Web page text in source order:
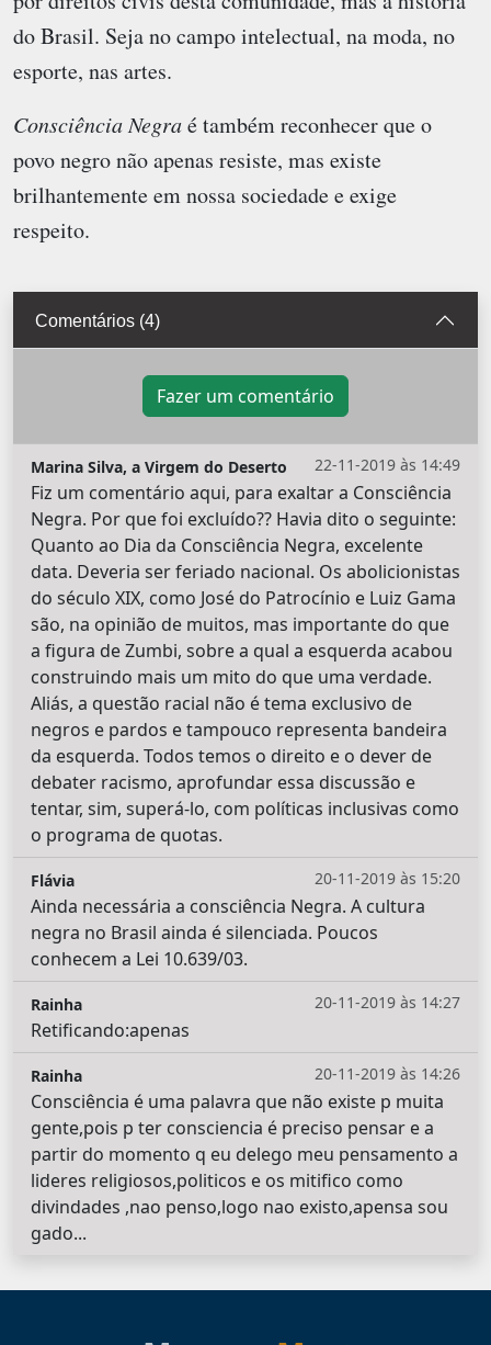
do Brasil. Seja no campo intelectual, na moda, no
esporte, nas artes.
Consciência Negraé também reconhecer que o
povo negro não apenas resiste, mas existe
brilhantemente em nossa sociedade e exige
respeito.
Comentários (4)
Fazer um comentário
22-11-2019 às 14:49
Marina Silva, a Virgem do Deserto
Fiz um comentário aqui, para exaltar a Consciência
Negra. Por que foi excluído?? Havia dito o seguinte:
Quanto ao Dia da Consciência Negra, excelente
data. Deveria ser feriado nacional. Os abolicionistas
do século XIX, como José do Patrocínio e Luiz Gama
são, na opinião de muitos, mas importante do que
a figura de Zumbi, sobre a qual a esquerda acabou
construindo mais um mito do que uma verdade.
Aliás, a questão racial não é tema exclusivo de
negros e pardos e tampouco representa bandeira
da esquerda. Todos temos o direito e o dever de
debater racismo, aprofundar essa discussão e
tentar, sim, superá-lo, com políticas inclusivas como
o programa de quotas.
20-11-2019 às 15:20
Flávia
Ainda necessária a consciência Negra. A cultura
negra no Brasil ainda é silenciada. Poucos
conhecem a Lei 10.639/03.
20-11-2019 às 14:27
Rainha
Retificando:apenas
20-11-2019 às 14:26
Rainha
Consciência é uma palavra que não existe p muita
gente,pois p ter consciencia é preciso pensar e a
partir do momento q eu delego meu pensamento a
lideres religiosos,politicos e os mitifico como
divindades ,nao penso,logo nao existo,apensa sou
gado...